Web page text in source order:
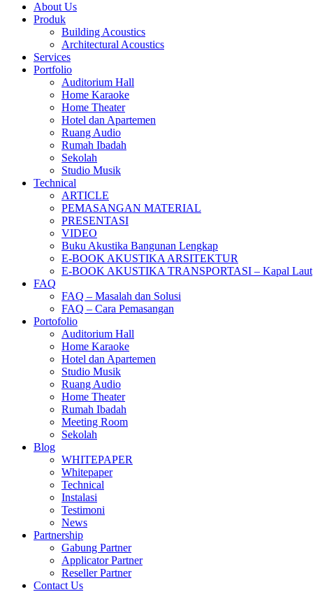
About Us
Produk
Building Acoustics
Architectural Acoustics
Services
Portfolio
Auditorium Hall
Home Karaoke
Home Theater
Hotel dan Apartemen
Ruang Audio
Rumah Ibadah
Sekolah
Studio Musik
Technical
ARTICLE
PEMASANGAN MATERIAL
PRESENTASI
VIDEO
Buku Akustika Bangunan Lengkap
E-BOOK AKUSTIKA ARSITEKTUR
E-BOOK AKUSTIKA TRANSPORTASI – Kapal Laut
FAQ
FAQ – Masalah dan Solusi
FAQ – Cara Pemasangan
Portofolio
Auditorium Hall
Home Karaoke
Hotel dan Apartemen
Studio Musik
Ruang Audio
Home Theater
Rumah Ibadah
Meeting Room
Sekolah
Blog
WHITEPAPER
Whitepaper
Technical
Instalasi
Testimoni
News
Partnership
Gabung Partner
Applicator Partner
Reseller Partner
Contact Us